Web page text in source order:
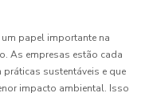
papel importante na
As empresas estão cada
sustentáveis e que
impacto ambiental. Isso